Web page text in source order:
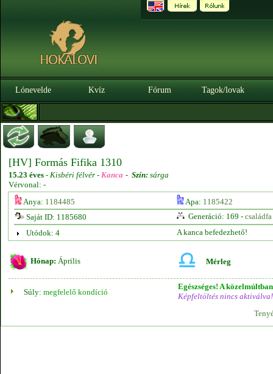
Lónevelde Kvíz Fórum Tagok/lovak
[HV] Formás Fifika 1310
15.23 éves - Kisbéri félvér - Kanca - Szín: sárga
Vérvonal: -
Anya: 1184485 Apa: 1185422
Saját ID: 1185680
Generáció: 169 - családfa
Utódok: 4
A kanca befedezhető!
Hónap: Április Mérleg
Súly: megfelelő kondíció
Egészséges! A
Képfeltöltés nincs aktiválva!